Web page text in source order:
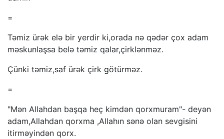
=
Təmiz ürək elə bir yerdir ki,orada nə qədər çox adam
məskunlaşsa belə təmiz qalar,çirklənməz.
Çünki təmiz,saf ürək çirk götürməz.
=
"Mən Allahdan başqa heç kimdən qorxmuram"- deyən
adam,Allahdan qorxma ,Allahın sənə olan sevgisini
itirməyindən qorx.